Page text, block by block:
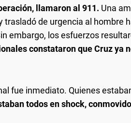
llamaron al 911. Una
trasladó de urgencia al hombre
embargo, los esfuerzos
constataron que Cruz ya
fue inmediato. Quienes
todos en shock,